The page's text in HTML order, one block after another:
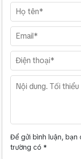
Để gửi bình luận, bạn
trường có *